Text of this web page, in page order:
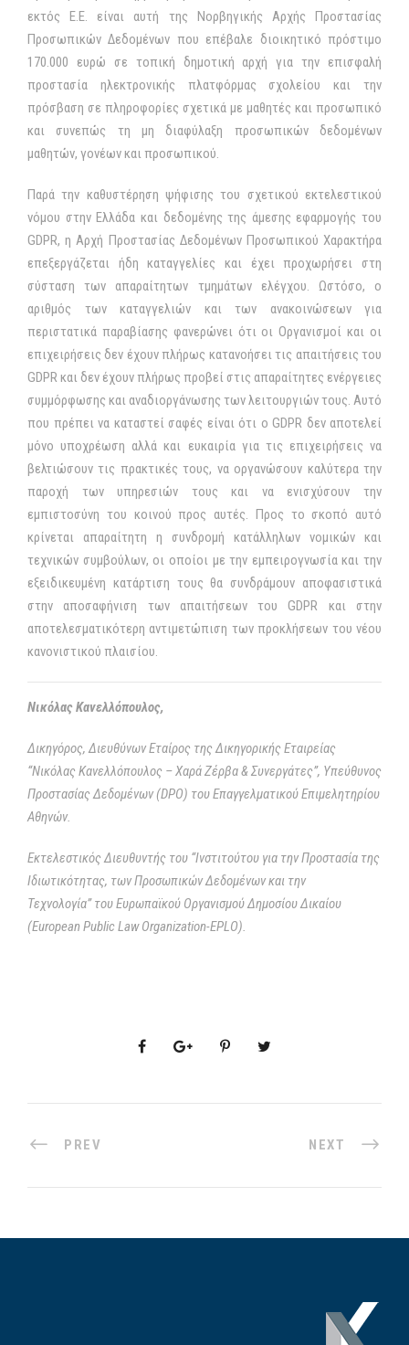
εκτός Ε.Ε. είναι αυτή της Νορβηγικής Αρχής Προστασίας
Προσωπικών Δεδομένων που επέβαλε διοικητικό πρόστιμο
170.000 ευρώ σε τοπική δημοτική αρχή για την επισφαλή
προστασία ηλεκτρονικής πλατφόρμας σχολείου και την
πρόσβαση σε πληροφορίες σχετικά με μαθητές και προσωπικό
και συνεπώς τη μη διαφύλαξη προσωπικών δεδομένων
μαθητών, γονέων και προσωπικού.
Παρά την καθυστέρηση ψήφισης του σχετικού εκτελεστικού
νόμου στην Ελλάδα και δεδομένης της άμεσης εφαρμογής του
GDPR, η Αρχή Προστασίας Δεδομένων Προσωπικού Χαρακτήρα
επεξεργάζεται ήδη καταγγελίες και έχει προχωρήσει στη
σύσταση των απαραίτητων τμημάτων ελέγχου. Ωστόσο, ο
αριθμός των καταγγελιών και των ανακοινώσεων για
περιστατικά παραβίασης φανερώνει ότι οι Οργανισμοί και οι
επιχειρήσεις δεν έχουν πλήρως κατανοήσει τις απαιτήσεις του
GDPR και δεν έχουν πλήρως προβεί στις απαραίτητες ενέργειες
συμμόρφωσης και αναδιοργάνωσης των λειτουργιών τους. Αυτό
που πρέπει να καταστεί σαφές είναι ότι ο GDPR δεν αποτελεί
μόνο υποχρέωση αλλά και ευκαιρία για τις επιχειρήσεις να
βελτιώσουν τις πρακτικές τους, να οργανώσουν καλύτερα την
παροχή των υπηρεσιών τους και να ενισχύσουν την
εμπιστοσύνη του κοινού προς αυτές. Προς το σκοπό αυτό
κρίνεται απαραίτητη η συνδρομή κατάλληλων νομικών και
τεχνικών συμβούλων, οι οποίοι με την εμπειρογνωσία και την
εξειδικευμένη κατάρτιση τους θα συνδράμουν αποφασιστικά
στην αποσαφήνιση των απαιτήσεων του GDPR και στην
αποτελεσματικότερη αντιμετώπιση των προκλήσεων του νέου
κανονιστικού πλαισίου.
Νικόλας Κανελλόπουλος,
Δικηγόρος, Διευθύνων Εταίρος της Δικηγορικής Εταιρείας
“Νικόλας Κανελλόπουλος – Χαρά Ζέρβα & Συνεργάτες”, Υπεύθυνος
Προστασίας Δεδομένων (DPO) του Επαγγελματικού Επιμελητηρίου
Αθηνών.
Εκτελεστικός Διευθυντής του “Ινστιτούτου για την Προστασία της
Ιδιωτικότητας, των Προσωπικών Δεδομένων και την
Τεχνολογία”του Ευρωπαϊκού Οργανισμού Δημοσίου Δικαίου
(European PublicLawOrganization-EPLO).
PREV NEXT